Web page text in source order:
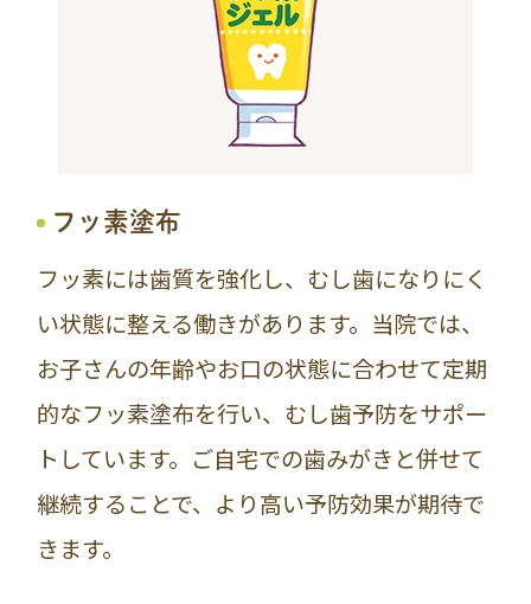
フッ素塗布
フッ素には歯質を強化し、むし歯になりにく
い状態に整える働きがあります。当院では、
お子さんの年齢やお口の状態に合わせて定期
的なフッ素塗布を行い、むし歯予防をサポー
トしています。ご自宅での歯みがきと併せて
継続することで、より高い予防効果が期待で
きます。